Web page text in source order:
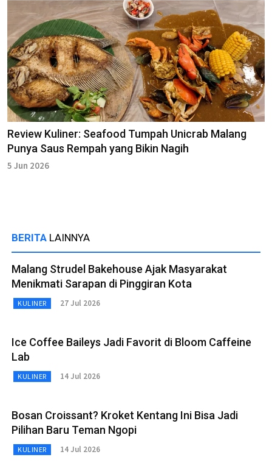
Review Kuliner: Seafood Tumpah Unicrab Malang
Punya Saus Rempah yang Bikin Nagih
5 Jun 2026
BERITA LAINNYA
Malang Strudel Bakehouse Ajak Masyarakat
Menikmati Sarapan di Pinggiran Kota
KULINER 27 Jul 2026
Ice Coffee Baileys Jadi Favorit di Bloom Caffeine
Lab
KULINER 14 Jul 2026
Bosan Croissant? Kroket Kentang Ini Bisa Jadi
Pilihan Baru Teman Ngopi
KULINER 14 Jul 2026